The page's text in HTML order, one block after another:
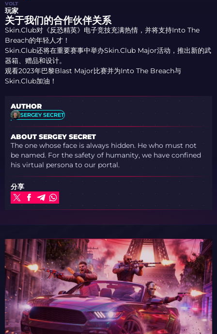
VOLT
玩家
关于我们的合作伙伴关系
Skin.Club对《反恐精英》电子竞技充满热情，并将支持Into The
Breach的年轻人才！
Skin.Club还将在重要赛事中举办Skin.Club Major活动，推出新的武
器箱、赠品和设计。
观看2023年巴黎Blast Major比赛并为Into The Breach与
Skin.Club加油！
AUTHOR
SERGEY SECRET
ABOUT SERGEY SECRET
The one whose face is always hidden. He who must not
be named. For the safety of humanity, we have confined
his virtual persona to our portal.
分享